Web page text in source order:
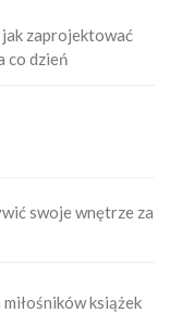
jak zaprojektować
co dzień
swoje wnętrze za
książek